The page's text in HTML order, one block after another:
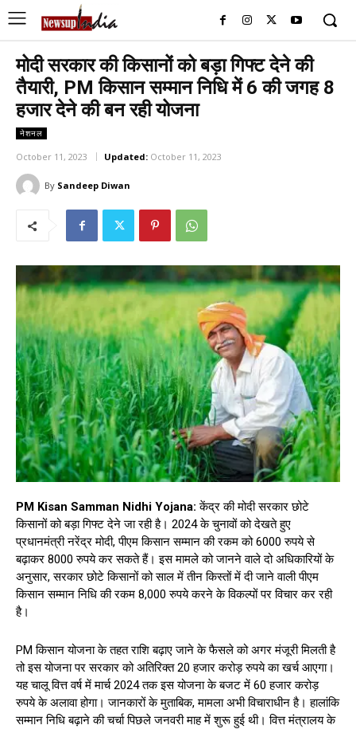
मोदी सरकार की किसानों को बड़ा गिफ्ट देने की
तैयारी, PM किसान सम्मान निधि में 6 की जगह 8
हजार देने की बन रही योजना
नेशनल
October 11, 2023 Updated: October 11, 2023
By Sandeep Diwan
PM Kisan Samman Nidhi Yojana:केंद्र की मोदी सरकार छोटे
किसानों को बड़ा गिफ्ट देने जा रही है। 2024 के चुनावों को देखते हुए
प्रधानमंत्री नरेंद्र मोदी, पीएम किसान सम्मान की रकम को 6000 रुपये से
बढ़ाकर 8000 रुपये कर सकते हैं। इस मामले को जानने वाले दो अधिकारियों के
अनुसार, सरकार छोटे किसानों को साल में तीन किस्तों में दी जाने वाली पीएम
किसान सम्मान निधि की रकम 8,000 रुपये करने के विकल्पों पर विचार कर रही
है।
PM किसान योजना के तहत राशि बढ़ाए जाने के फैसले को अगर मंजूरी मिलती है
तो इस योजना पर सरकार को अतिरिक्त 20 हजार करोड़ रुपये का खर्च आएगा।
यह चालू वित्त वर्ष में मार्च 2024 तक इस योजना के बजट में 60 हजार करोड़
रुपये के अलावा होगा। जानकारों के मुताबिक, मामला अभी विचाराधीन है। हालांकि
सम्मान निधि बढ़ाने की चर्चा पिछले जनवरी माह में शुरू हुई थी। वित्त मंत्रालय के